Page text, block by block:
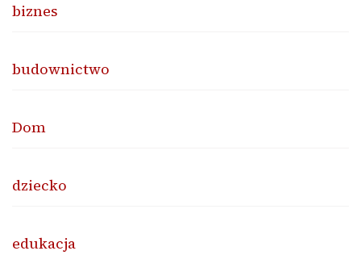
biznes
budownictwo
Dom
dziecko
edukacja